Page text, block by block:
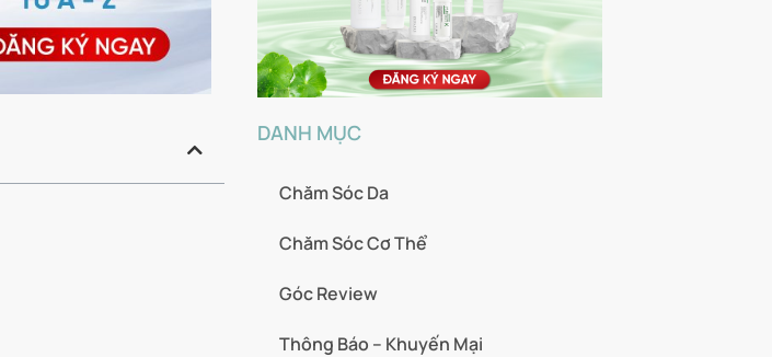
DANH MỤC
Chăm Sóc Da
Chăm Sóc Cơ Thể
Góc Review
Thông Báo – Khuyến Mại